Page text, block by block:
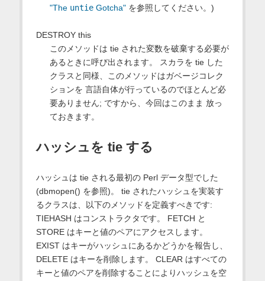
"The untieGotcha"を参照してください。)
DESTROY this
このメソッドは tie された変数を破棄する必要が
あるときに呼び出されます。 スカラを tie した
クラスと同様、このメソッドはガベージコレク
ションを 言語自体が行っているのでほとんど必
要ありません; ですから、今回はこのまま 放っ
ておきます。
ハッシュを tie する
ハッシュは tie される最初の Perl データ型でした
(dbmopen() を参照)。 tie されたハッシュを実装す
るクラスは、以下のメソッドを定義すべきです:
TIEHASH はコンストラクタです。 FETCH と
STORE はキーと値のペアにアクセスします。
EXIST はキーがハッシュにあるかどうかを報告し、
DELETE はキーを削除します。 CLEAR はすべての
キーと値のペアを削除することによりハッシュを空